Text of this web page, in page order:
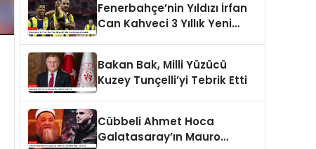
Fenerbahçe’nin Yıldızı İrfan
Can Kahveci 3 Yıllık Yeni
Bakan Bak, Milli Yüzücü
Kuzey Tunçelli’yi Tebrik Etti
Cübbeli Ahmet Hoca
Galatasaray’ın Mauro